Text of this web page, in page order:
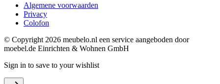
Algemene voorwaarden
Privacy
Colofon
© Copyright 2026 meubelo.nl een service aangeboden door
moebel.de Einrichten & Wohnen GmbH
Sign in to save to your wishlist